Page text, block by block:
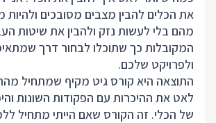
את הכלים להבין מצבים מסובכים ולהיות
מהם בלי לעשות נזק ולהבין את שיטות
המקובלות כך שתוכלו לבחור דרך
ולפרויקט שלכם.
התוצאה היא קורס גיט מקיף שמתחיל
לאט את ההיכרות עם הפקודות השונות
של הכלי. זה הקורס שאם הייתי מתחיל